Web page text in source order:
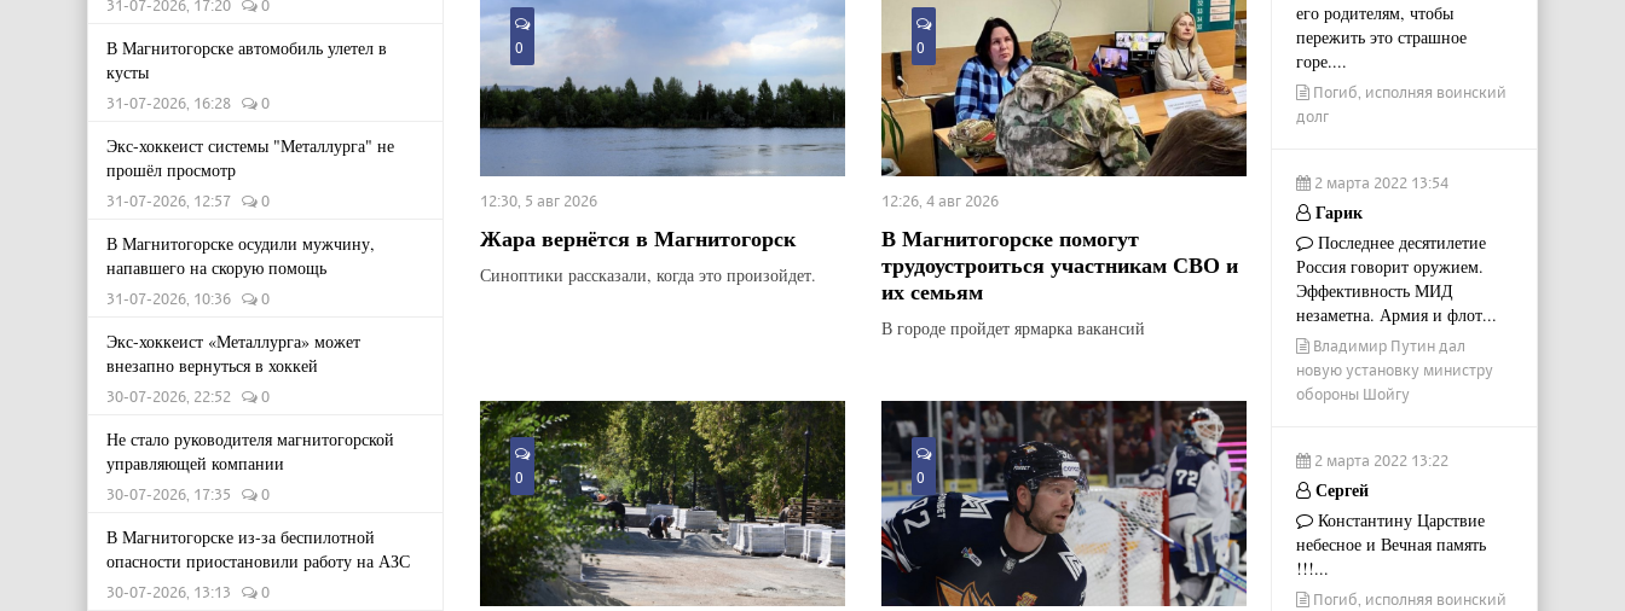
31-07-2026, 17:20 0
В Магнитогорске автомобиль улетел в
кусты
31-07-2026, 16:28 0
Экс-хоккеист системы "Металлурга" не
прошёл просмотр
31-07-2026, 12:57 0
В Магнитогорске осудили мужчину,
напавшего на скорую помощь
31-07-2026, 10:36 0
Экс-хоккеист «Металлурга» может
внезапно вернуться в хоккей
30-07-2026, 22:52 0
Не стало руководителя магнитогорской
управляющей компании
30-07-2026, 17:35 0
В Магнитогорске из-за беспилотной
опасности приостановили работу на АЗС
30-07-2026, 13:13 0
0
12:30, 5 авг 2026
Жара вернётся в Магнитогорск
Синоптики рассказали, когда это произойдет.
0
12:26, 4 авг 2026
В Магнитогорске помогут
трудоустроиться участникам СВО и
их семьям
В городе пройдет ярмарка вакансий
0 0
его родителям, чтобы
пережить это страшное
горе....
Погиб, исполняя воинский
долг
2 марта 2022 13:54
Гарик
Последнее десятилетие
Россия говорит оружием.
Эффективность МИД
незаметна. Армия и флот...
Владимир Путин дал
новую установку министру
обороны Шойгу
2 марта 2022 13:22
Сергей
Константину Царствие
небесное и Вечная память
!!!...
Погиб, исполняя воинский